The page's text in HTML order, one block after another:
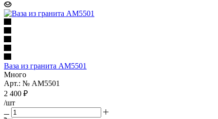
Ваза из гранита AM5501
Много
Арт.: № AM5501
2 400 ₽
/шт